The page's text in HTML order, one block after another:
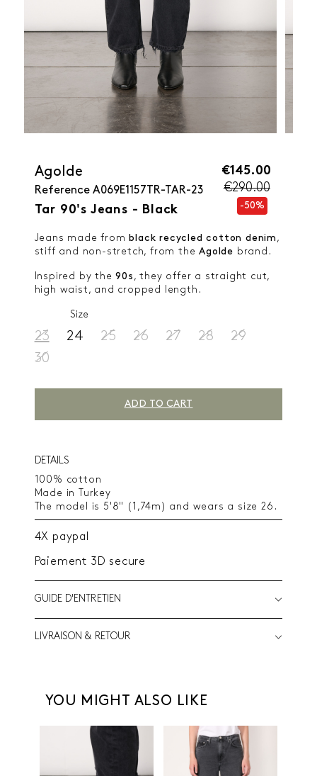
Agolde
Reference A069E1157TR-TAR-23
Tar 90's Jeans - Black
€145.00
€290.00
-50%
Jeans made from black recycled cotton denim ,
stiff and non-stretch, from theAgolde brand.
Inspired by the90s , they offer a straight cut,
high waist, and cropped length.
Size
23 24 25 26 27 28
29
30
ADD TO CART
DETAILS
100% cotton
Made in Turkey
The model is 5'8" (1,74m) and wears a size 26.
4X paypal
Paiement 3D secure
GUIDE D'ENTRETIEN
LIVRAISON & RETOUR
YOU MIGHT ALSO LIKE